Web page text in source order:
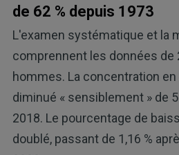
de 62 % depuis 1973
L'examen systématique et la
comprennent les données de
hommes. La concentration
diminué « sensiblement » de
2018. Le pourcentage de
doublé, passant de 1,16 %